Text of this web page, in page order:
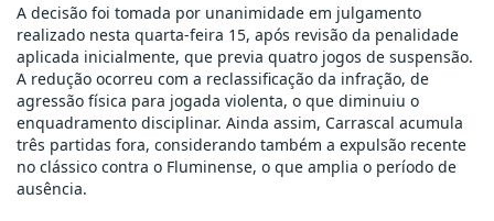
A decisão foi tomada por unanimidade em julgamento
realizado nesta quarta-feira 15, após revisão da penalidade
aplicada inicialmente, que previa quatro jogos de suspensão.
A redução ocorreu com a reclassificação da infração, de
agressão física para jogada violenta, o que diminuiu o
enquadramento disciplinar. Ainda assim, Carrascal acumula
três partidas fora, considerando também a expulsão recente
no clássico contra o Fluminense, o que amplia o período de
ausência.